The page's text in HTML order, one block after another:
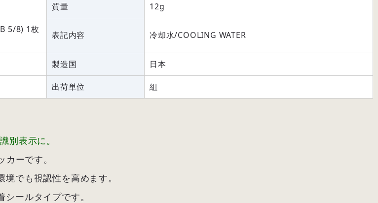
質量 12g
5/8) 1枚
表記内容 冷却水/COOLING WATER
製造国 日本
出荷単位 組
別表示に。
ーです。
でも視認性を高めます。
ールタイプです。